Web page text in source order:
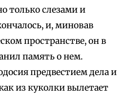
только слезами и
и, миновав
пространстве, он в
память о нем.
предвестием дела и
из куколки вылетает